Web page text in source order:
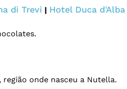
di Trevi | Hotel Duca d'Alba
onde nasceu a Nutella.